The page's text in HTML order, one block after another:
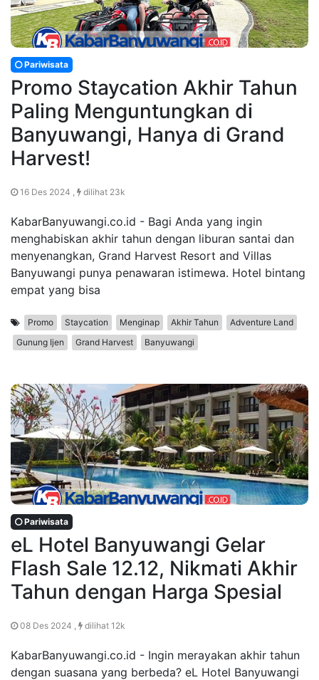
Pariwisata
Promo Staycation Akhir Tahun
Paling Menguntungkan di
Banyuwangi, Hanya di Grand
Harvest!
16 Des 2024 , dilihat 23k
KabarBanyuwangi.co.id - Bagi Anda yang ingin
menghabiskan akhir tahun dengan liburan santai dan
menyenangkan, Grand Harvest Resort and Villas
Banyuwangi punya penawaran istimewa. Hotel bintang
empat yang bisa
Promo Staycation Menginap Akhir Tahun
Adventure Land
Gunung Ijen
Grand Harvest Banyuwangi
Pariwisata
eL Hotel Banyuwangi Gelar
Flash Sale 12.12, Nikmati Akhir
Tahun dengan Harga Spesial
08 Des 2024 , dilihat 12k
KabarBanyuwangi.co.id - Ingin merayakan akhir tahun
dengan suasana yang berbeda? eL Hotel Banyuwangi